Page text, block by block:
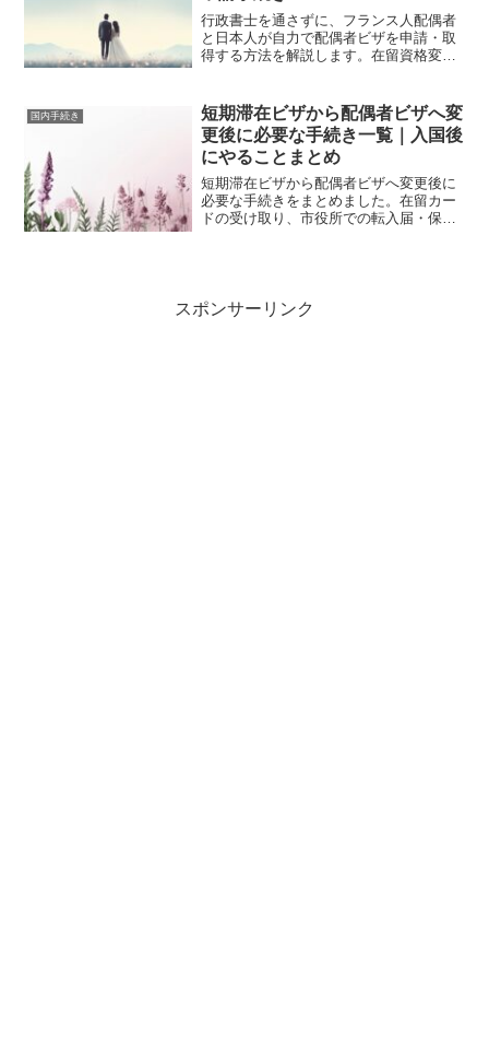
具体的な体験談を通じて実際の手続きに
役立つ情報を提供しています。
行政書士を通さずに、フランス人配偶者
と日本人が自力で配偶者ビザを申請・取
得する方法を解説します。在留資格変更
めました。
国内手続き
短期滞在ビザから配偶者ビザへ変
更後に必要な手続き一覧｜入国後
にやることまとめ
短期滞在ビザから配偶者ビザへ変更後に
必要な手続きをまとめました。在留カー
ドの受け取り、市役所での転入届・保
スポンサーリンク